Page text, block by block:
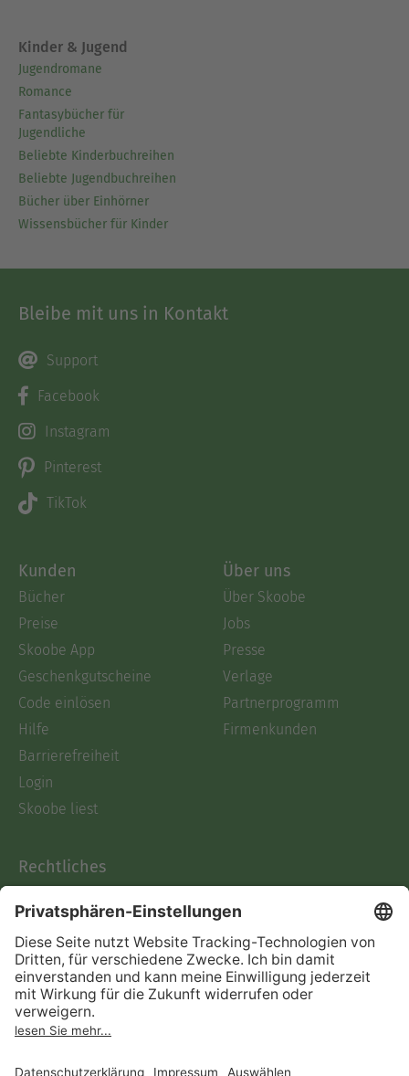
Kinder & Jugend
Jugendromane
Romance
Fantasybücher für
Jugendliche
Beliebte Kinderbuchreihen
Beliebte Jugendbuchreihen
Bücher über Einhörner
Wissensbücher für Kinder
Bleibe mit uns in Kontakt
Support
Facebook
Instagram
Pinterest
TikTok
Kunden
Bücher
Preise
Skoobe App
Geschenkgutscheine
Code einlösen
Hilfe
Barrierefreiheit
Login
Skoobe liest
Über uns
Über Skoobe
Jobs
Presse
Verlage
Partnerprogramm
Firmenkunden
Rechtliches
AGB
Informationen nach Data
Act
Verträge hier kündigen
Impressum